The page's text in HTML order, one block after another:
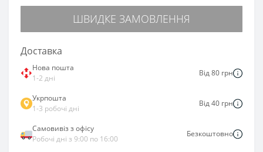
ШВИДКЕ ЗАМОВЛЕННЯ
Доставка
Нова пошта
1-2 дні
Від 80 грн
Укрпошта
1-3 робочі дні
Від 40 грн
Самовивіз з офісу
Робочі дні з 9:00 по 16:00
Безкоштовно